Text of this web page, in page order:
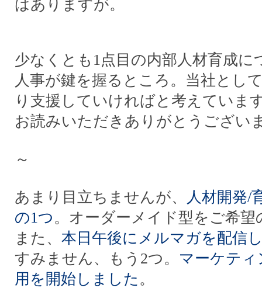
はありますが。
少なくとも1点目の内部人材育成に
人事が鍵を握るところ。当社とし
り支援していければと考えていま
お読みいただきありがとうござい
～
あまり目立ちませんが、
人材開発/
の1つ。オーダーメイド型をご希望
また、 本日午後にメルマガを配信
すみません、もう2つ。 マーケテ
用を開始しました 。